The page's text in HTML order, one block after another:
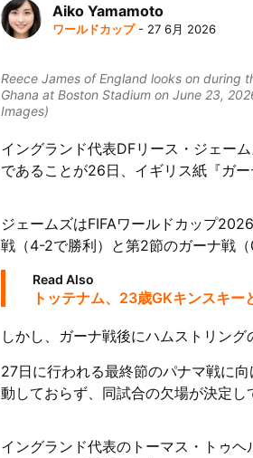
Aiko Yamamoto
ワールドカップ- 27 6月 2026
Reece James of England looks on during
Ghana at Boston Stadium on June 23,
Images)
イングランド代表DFリース・ジェー
であることが26日、イギリス紙『ガ
ジェームズはFIFAワールドカップ
戦（4-2で勝利）と第2節のガーナ戦
Read Also
トッテナム、23歳GKキンスキ
しかし、ガーナ戦後にハムストリン
27日に行われる最終節のパナマ戦に
動しておらず、同試合の欠場が決定し
イングランド代表のトーマス・トゥ